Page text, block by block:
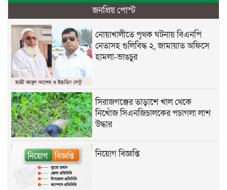
জনপ্রিয় পোস্ট
নোয়াখালীতে পৃথক ঘটনায় বিএনপি
নেতাসহ গুলিবিদ্ধ ২, জামায়াত অফিসে
হামলা-ভাঙচুর
সিরাজগঞ্জের তাড়াশে খাল থেকে
নিখোঁজ সিএনজিচালকের পচাগলা লাশ
উদ্ধার
নিয়োগ বিজ্ঞপ্তি